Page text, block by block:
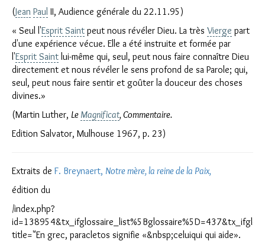
(Jean Paul II, Audience générale du 22.11.95)
« Seul l'Esprit Saint peut nous révéler Dieu. La très Vierge part
d'une expérience vécue. Elle a été instruite et formée par
l'Esprit Saint lui-même qui, seul, peut nous faire connaître Dieu
directement et nous révéler le sens profond de sa Parole; qui,
seul, peut nous faire sentir et goûter la douceur des choses
divines.»
(Martin Luther, Le Magnificat, Commentaire.
Edition Salvator, Mulhouse 1967, p. 23)
Extraits de F. Breynaert, Notre mère, la reine de la Paix,
édition du
/index.php?
title="En grec, paracletos signifie «&nbsp;celuiqui qui aide».